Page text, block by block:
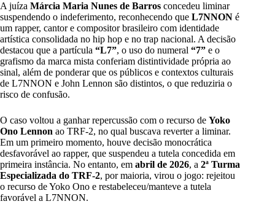
A juíza Márcia Maria Nunes de Barros concedeu liminar
suspendendo o indeferimento, reconhecendo que L7NNON é
um rapper, cantor e compositor brasileiro com identidade
artística consolidada no hip hop e no trap nacional. A decisão
destacou que a partícula “L7”, o uso do numeral “7” e o
grafismo da marca mista conferiam distintividade própria ao
sinal, além de ponderar que os públicos e contextos culturais
de L7NNON e John Lennon são distintos, o que reduziria o
risco de confusão.
O caso voltou a ganhar repercussão com o recurso de Yoko
Ono Lennon ao TRF-2, no qual buscava reverter a liminar.
Em um primeiro momento, houve decisão monocrática
desfavorável ao rapper, que suspendeu a tutela concedida em
primeira instância. No entanto, em abril de 2026, a 2ª Turma
Especializada do TRF-2, por maioria, virou o jogo: rejeitou
o recurso de Yoko Ono e restabeleceu/manteve a tutela
favorável a L7NNON.